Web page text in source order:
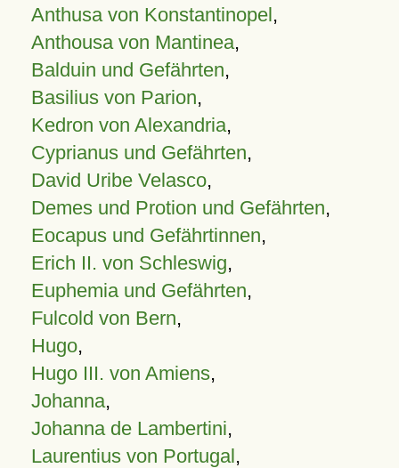
Anthusa von Konstantinopel,
Anthousa von Mantinea,
Balduin und Gefährten,
Basilius von Parion,
Kedron von Alexandria,
Cyprianus und Gefährten,
David Uribe Velasco,
Demes und Protion und Gefährten,
Eocapus und Gefährtinnen,
Erich II. von Schleswig,
Euphemia und Gefährten,
Fulcold von Bern,
Hugo,
Hugo III. von Amiens,
Johanna,
Johanna de Lambertini,
Laurentius von Portugal,